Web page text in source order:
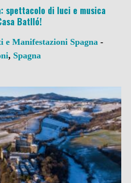
spettacolo di luci e musica
Batlló!
e Manifestazioni Spagna -
, Spagna